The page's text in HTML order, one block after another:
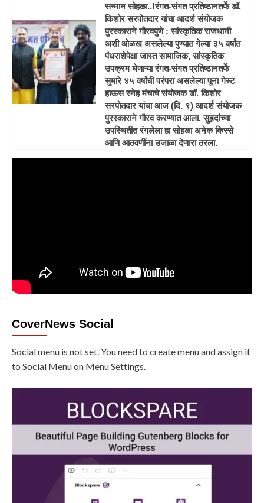
सन्मान सोहळा..!रंगत-संगत प्रतिष्ठानतर्फे डॉ.
किशोर सरपोतदार यांचा आदर्श संयोजक
पुरस्काराने गौरवपुणे : सांस्कृतिक राजधानी
अशी ओळख असलेल्या पुण्यात गेल्या ३५ वर्षांत
पंधराशेपेक्षा जास्त सामाजिक, सांस्कृतिक
उपक्रम घेणाऱ्या रंगत-संगत प्रतिष्ठानतर्फे
सुमारे ४५ वर्षांची परंपरा असलेल्या पूना गेस्ट
हाऊस स्नेह मंचाचे संयोजक डॉ. किशोर
सरपोतदार यांचा आज (दि. ९) आदर्श संयोजक
पुरस्काराने गौरव करण्यात आला. सुहृदांच्या
उपस्थितीत रंगलेला हा सोहळा अनेक किस्से
आणि आठवणींना उजाळा देणारा ठरला.
CoverNews Social
Social menu is not set. You need to create menu and assign it
to Social Menu on Menu Settings.